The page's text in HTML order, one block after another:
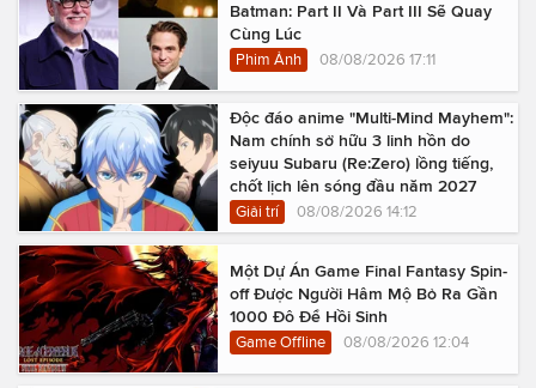
Batman: Part II Và Part III Sẽ Quay
Cùng Lúc
Phim Ảnh 08/08/2026 17:11
Độc đáo anime "Multi-Mind Mayhem":
Nam chính sở hữu 3 linh hồn do
seiyuu Subaru (Re:Zero) lồng tiếng,
chốt lịch lên sóng đầu năm 2027
Giải trí 08/08/2026 14:12
Một Dự Án Game Final Fantasy Spin-
off Được Người Hâm Mộ Bỏ Ra Gần
1000 Đô Để Hồi Sinh
Game Offline 08/08/2026 12:04